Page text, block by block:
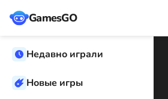
GamesGO
Недавно играли
Новые игры